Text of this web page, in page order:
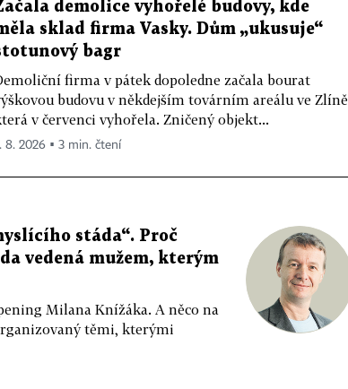
demolice vyhořelé budovy, kde
sklad firma Vasky. Dům „ukusuje“
bagr
firma v pátek dopoledne začala bourat
budovu v někdejším továrním areálu ve Zlíně,
v červenci vyhořela. Zničený objekt...
8. 2026 ▪ 3 min. čtení
stáda“. Proč
vedená mužem, kterým
Milana Knížáka. A něco na
těmi, kterými